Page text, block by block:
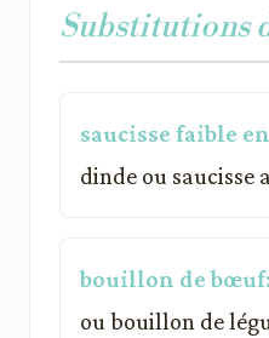
Substitutions
saucisse faible
dinde ou saucisse
bouillon de bœuf:
ou bouillon de